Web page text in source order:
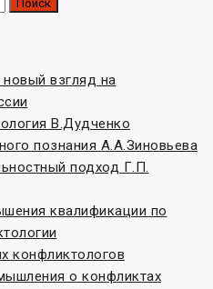
взгляд на
В.Дудченко
познания А.А.Зиновьева
подход Г.П.
квалификации по
конфликтологов
о конфликтах